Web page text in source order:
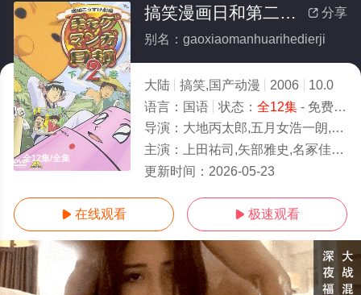
全12集/全集
 分享
搞笑漫画日和第二季(全集)
别名：gaoxiaomanhuarihedierji
大陆 搞笑,国产动漫 2006
10.0
语言： 国语 状态： 全12集- 免费在线观看
导演： 大地丙太郎,五月女浩一朗,音地正行,马越嘉彦
主演：
上田祐司,矢部雅史,名冢佳织,前田刚,竹本英史,内藤玲,三瓶由布子,伊藤实华,那须惠,佐藤成美,江口寿史,大地丙太郎,长滨博史
更新时间： 2026-05-23
 在线观看  极速观看